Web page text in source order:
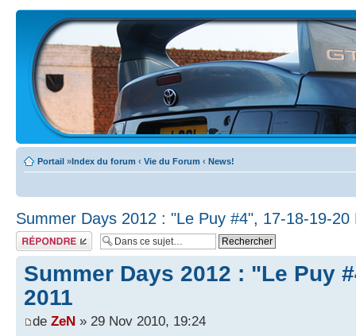
Portail »Index du forum ‹ Vie du Forum ‹ News!
Summer Days 2012 : "Le Puy #4", 17-18-19-20
Écrire un
commentaire
Summer Days 2012 : "Le Puy
2011
de ZeN » 29 Nov 2010, 19:24